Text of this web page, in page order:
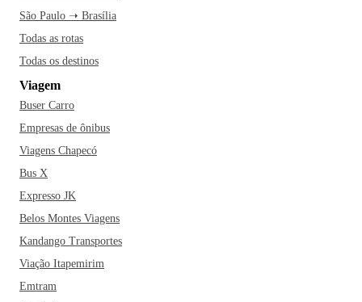
São Paulo ➝ Brasília
Todas as rotas
Todas os destinos
Viagem
Buser Carro
Empresas de ônibus
Viagens Chapecó
Bus X
Expresso JK
Belos Montes Viagens
Kandango Transportes
Viação Itapemirim
Emtram